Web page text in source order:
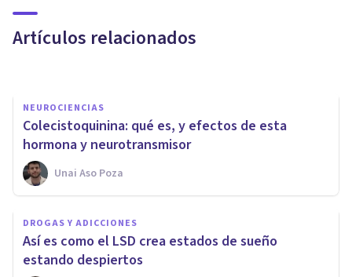
Artículos relacionados
genera estrés
NEUROCIENCIAS
Colecistoquinina: qué es, y efectos de esta
hormona y neurotransmisor
Unai Aso Poza
DROGAS Y ADICCIONES
Así es como el LSD crea estados de sueño
estando despiertos
NEUROCIENCIAS
Anandamida: los efectos de
este neurotransmisor sobre el
cerebro